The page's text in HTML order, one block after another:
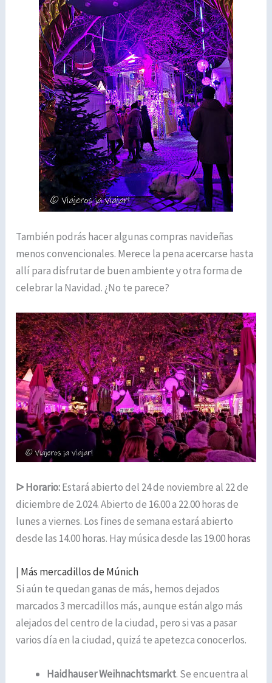
También podrás hacer algunas compras navideñas
menos convencionales. Merece la pena acercarse hasta
allí para disfrutar de buen ambiente y otra forma de
celebrar la Navidad. ¿No te parece?
ᐅHorario:Estará abierto del 24 de noviembre al 22 de
diciembre de 2.024. Abierto de 16.00 a 22.00 horas de
lunes a viernes. Los fines de semana estará abierto
desde las 14.00 horas. Hay música desde las 19.00 horas
| Más mercadillos de Múnich
Si aún te quedan ganas de más, hemos dejados
marcados 3 mercadillos más, aunque están algo más
alejados del centro de la ciudad, pero si vas a pasar
varios día en la ciudad, quizá te apetezca conocerlos.
Haidhauser Weihnachtsmarkt. Se encuentra al